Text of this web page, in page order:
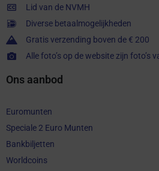
Lid van de NVMH
Diverse betaalmogelijkheden
Gratis verzending boven de € 200
Alle foto’s op de website zijn foto’s
Ons aanbod
Euromunten
Speciale 2 Euro Munten
Bankbiljetten
Worldcoins